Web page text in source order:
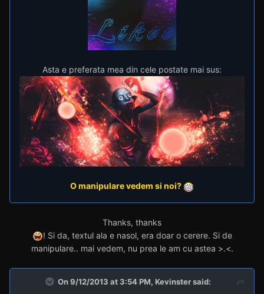
Mi se pare sau textul e cam nasol?
Asta e preferata mea din cele postate mai sus: